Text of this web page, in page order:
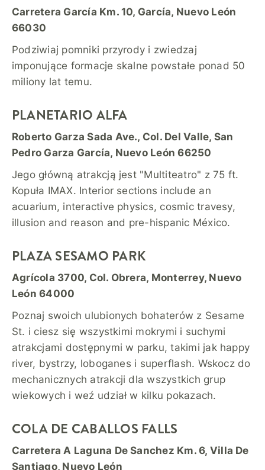
Carretera García Km. 10, García, Nuevo León
66030
Podziwiaj pomniki przyrody i zwiedzaj
imponujące formacje skalne powstałe ponad 50
miliony lat temu.
PLANETARIO ALFA
Roberto Garza Sada Ave., Col. Del Valle, San
Pedro Garza García, Nuevo León 66250
Jego główną atrakcją jest "Multiteatro" z 75 ft.
Kopuła IMAX. Interior sections include an
acuarium, interactive physics, cosmic travesy,
illusion and reason and pre-hispanic México.
PLAZA SESAMO PARK
Agrícola 3700, Col. Obrera, Monterrey, Nuevo
León 64000
Poznaj swoich ulubionych bohaterów z Sesame
St. i ciesz się wszystkimi mokrymi i suchymi
atrakcjami dostępnymi w parku, takimi jak happy
river, bystrzy, loboganes i superflash. Wskocz do
mechanicznych atrakcji dla wszystkich grup
wiekowych i weź udział w kilku pokazach.
COLA DE CABALLOS FALLS
Carretera A Laguna De Sanchez Km. 6, Villa De
Santiago, Nuevo León